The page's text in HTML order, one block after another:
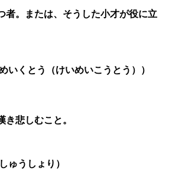
者。または、そうした小才が役に立
めいくとう（けいめいこうとう））
き悲しむこと。
ゅうしょり）